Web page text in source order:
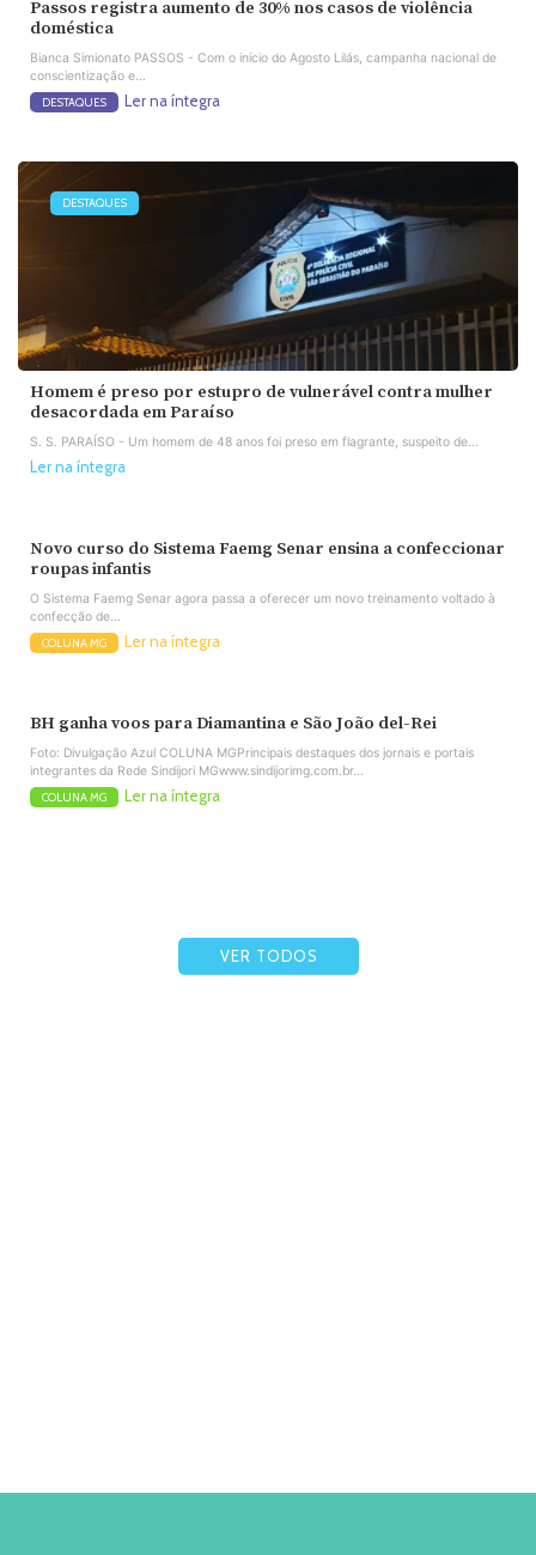
Passos registra aumento de 30% nos casos de violência
doméstica
Bianca Simionato PASSOS - Com o início do Agosto Lilás, campanha nacional de
conscientização e...
DESTAQUES Ler na íntegra
DESTAQUES
Homem é preso por estupro de vulnerável contra mulher
desacordada em Paraíso
S. S. PARAÍSO - Um homem de 48 anos foi preso em flagrante, suspeito de...
Ler na íntegra
Novo curso do Sistema Faemg Senar ensina a confeccionar
roupas infantis
O Sistema Faemg Senar agora passa a oferecer um novo treinamento voltado à
confecção de...
COLUNA MG Ler na íntegra
BH ganha voos para Diamantina e São João del-Rei
Foto: Divulgação Azul COLUNA MGPrincipais destaques dos jornais e portais
integrantes da Rede Sindijori MGwww.sindijorimg.com.br...
COLUNA MG Ler na íntegra
VER TODOS